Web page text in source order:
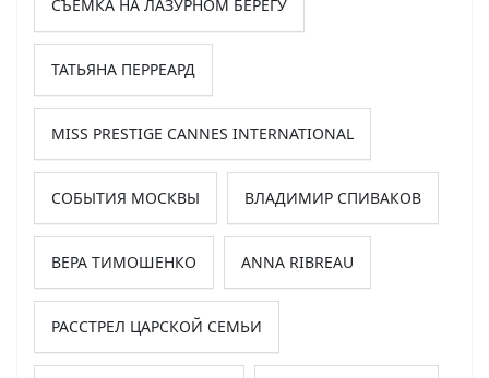
СЪЕМКА НА ЛАЗУРНОМ БЕРЕГУ
ТАТЬЯНА ПЕРРЕАРД
MISS PRESTIGE CANNES INTERNATIONAL
СОБЫТИЯ МОСКВЫ ВЛАДИМИР СПИВАКОВ
ВЕРА ТИМОШЕНКО ANNA RIBREAU
РАССТРЕЛ ЦАРСКОЙ СЕМЬИ